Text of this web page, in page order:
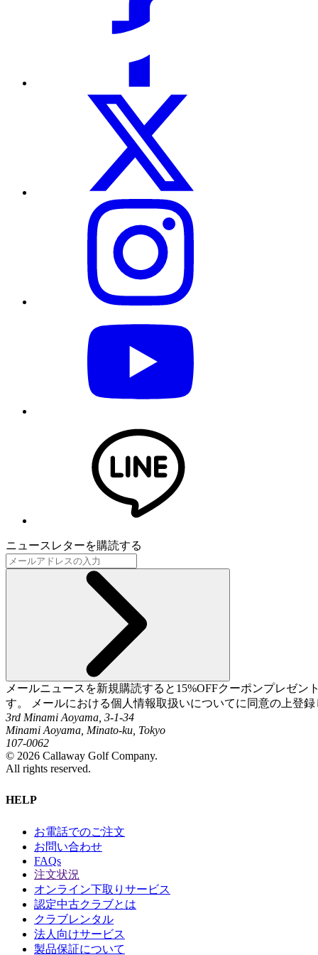
ニュースレターを購読する
メールニュースを新規購読すると15%OFFクーポンプレゼ
す。 メールにおける個人情報取扱いについてに同意の上登
3rd Minami Aoyama, 3-1-34
Minami Aoyama, Minato-ku, Tokyo
107-0062
© 2026 Callaway Golf Company.
All rights reserved.
HELP
お電話でのご注文
お問い合わせ
FAQs
注文状況
オンライン下取りサービス
認定中古クラブとは
クラブレンタル
法人向けサービス
製品保証について